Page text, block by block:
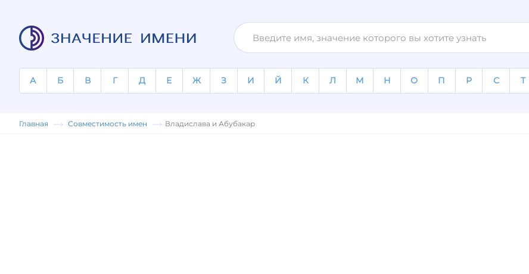
А Б В Г Д Е Ж З И Й К Л М Н О П Р С Т
Главная Совместимость имен Владислава и Абубакар